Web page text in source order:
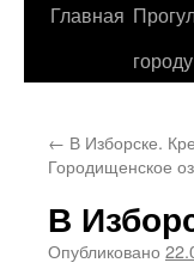
Перейти
Главная
городу
← В Изборске.
Городищенское
В
Опубликовано